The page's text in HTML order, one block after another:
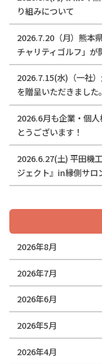
り組みについて
2026.7.20（月）熊本
チャリティゴルフ」が
2026.7.15(水)（一社
を贈呈いただきまし
2026.6月も企業・個
とうございます！
2026.6.27(土) 平田機
ジェクト』in縁側サロ
2026年8月
2026年7月
2026年6月
2026年5月
2026年4月